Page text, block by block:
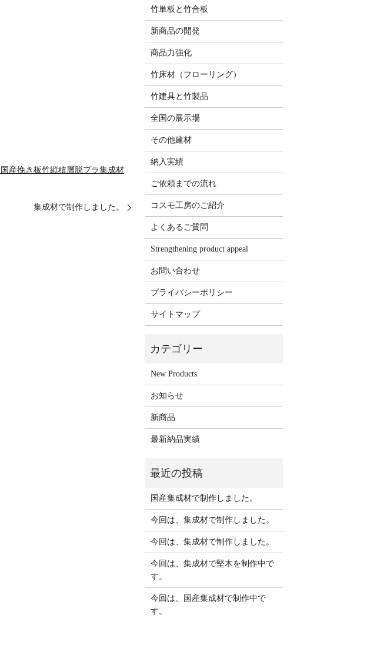
国産挽き板竹縦積層脱プラ集成材
集成材で制作しました。
竹単板と竹合板
新商品の開発
商品力強化
竹床材（フローリング）
竹建具と竹製品
全国の展示場
その他建材
納入実績
ご依頼までの流れ
コスモ工房のご紹介
よくあるご質問
Strengthening product appeal
お問い合わせ
プライバシーポリシー
サイトマップ
New Products
お知らせ
新商品
最新納品実績
国産集成材で制作しました。
今回は、集成材で制作しました。
今回は、集成材で制作しました。
今回は、集成材で堅木を制作中で
す。
今回は、国産集成材で制作中で
す。